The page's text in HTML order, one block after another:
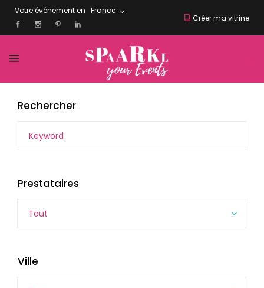
Votre événement en France
Créer ma vitrine
Rechercher
Prestataires
Tout
Ville